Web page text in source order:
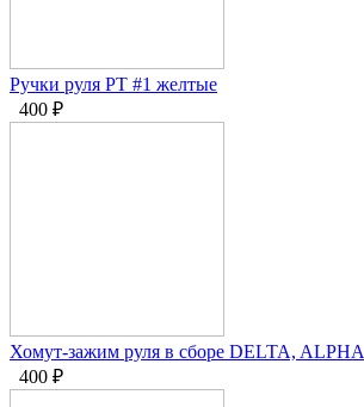
Ручки руля PT #1 желтые
400 ₽
Хомут-зажим руля в сборе DELTA, ALPHA
400 ₽